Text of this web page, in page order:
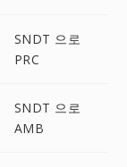
SNDT 으로
PRC
SNDT 으로
AMB